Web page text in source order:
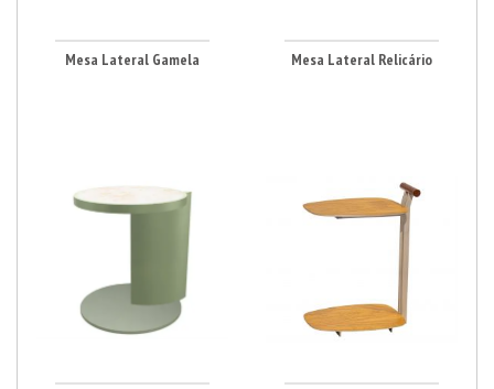
Mesa Lateral Gamela Mesa Lateral Relicário